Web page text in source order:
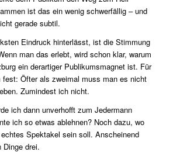
ist das ein wenig schwerfällig – und
gerade subtil.
Eindruck hinterlässt, ist die Stimmung
man das erlebt, wird schon klar, warum
ein derartiger Publikumsmagnet ist. Für
fest: Öfter als zweimal muss man es nicht
Zumindest ich nicht.
ich dann unverhofft zum Jedermann
ich so etwas ablehnen? Noch dazu, wo
Spektakel sein soll. Anscheinend
Dinge drei.